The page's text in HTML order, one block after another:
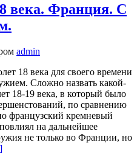
века. Франция. С
admin
18 века для своего времени
Сложно назвать какой-
18-19 века, в который было
по сравнению
французский кремневый
на дальнейшее
не только во Франции, но